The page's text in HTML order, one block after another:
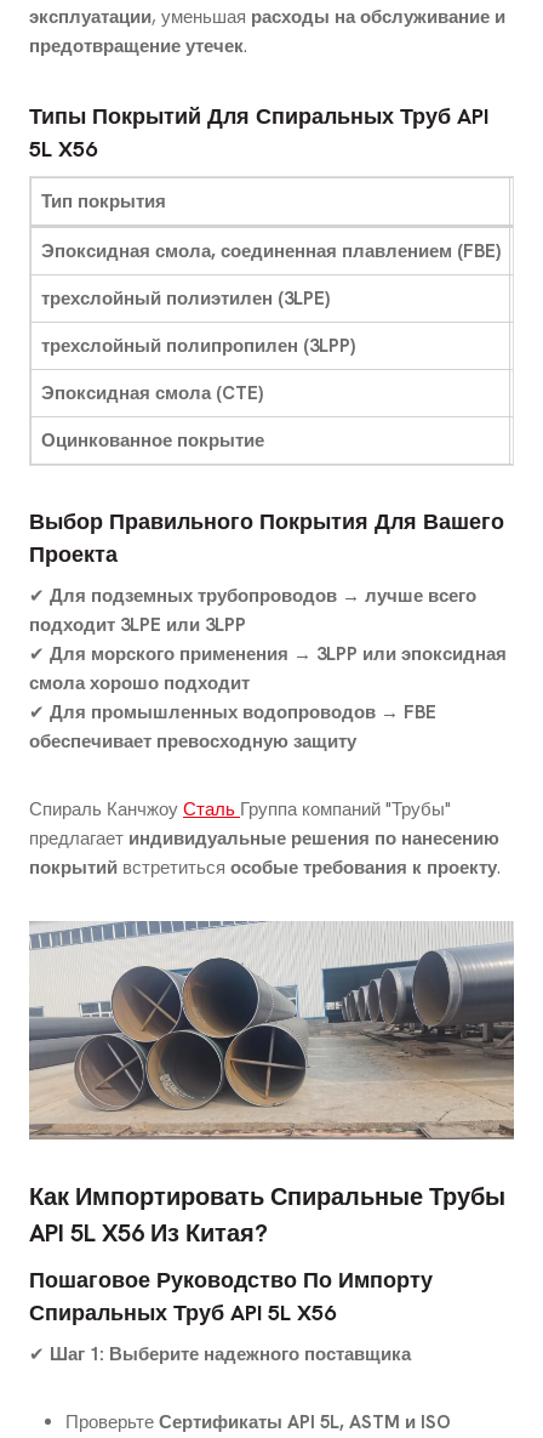
эксплуатации, уменьшая расходы на обслуживание и
предотвращение утечек.
Типы Покрытий Для Спиральных Труб API
5L X56
Тип покрытия
Эпоксидная смола, соединенная плавлением (FBE)
трехслойный полиэтилен (3LPE)
трехслойный полипропилен (3LPP)
Эпоксидная смола (CTE)
Оцинкованное покрытие
Выбор Правильного Покрытия Для Вашего
Проекта
✔ Для подземных трубопроводов → лучше всего
подходит 3LPE или 3LPP
✔ Для морского применения → 3LPP или эпоксидная
смола хорошо подходит
✔ Для промышленных водопроводов → FBE
обеспечивает превосходную защиту
Спираль Канчжоу Сталь Группа компаний "Трубы"
предлагает индивидуальные решения по нанесению
покрытий встретиться особые требования к проекту.
Как Импортировать Спиральные Трубы
API 5L X56 Из Китая?
Пошаговое Руководство По Импорту
Спиральных Труб API 5L X56
✔ Шаг 1: Выберите надежного поставщика
Проверьте Сертификаты API 5L, ASTM и ISO